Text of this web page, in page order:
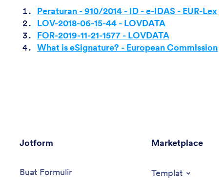
Peraturan - 910/2014 - ID - e-IDAS - EUR-Lex
LOV-2018-06-15-44 - LOVDATA
FOR-2019-11-21-1577 - LOVDATA
What is eSignature? - European Commission
Jotform
Buat Formulir
Marketplace
Templat